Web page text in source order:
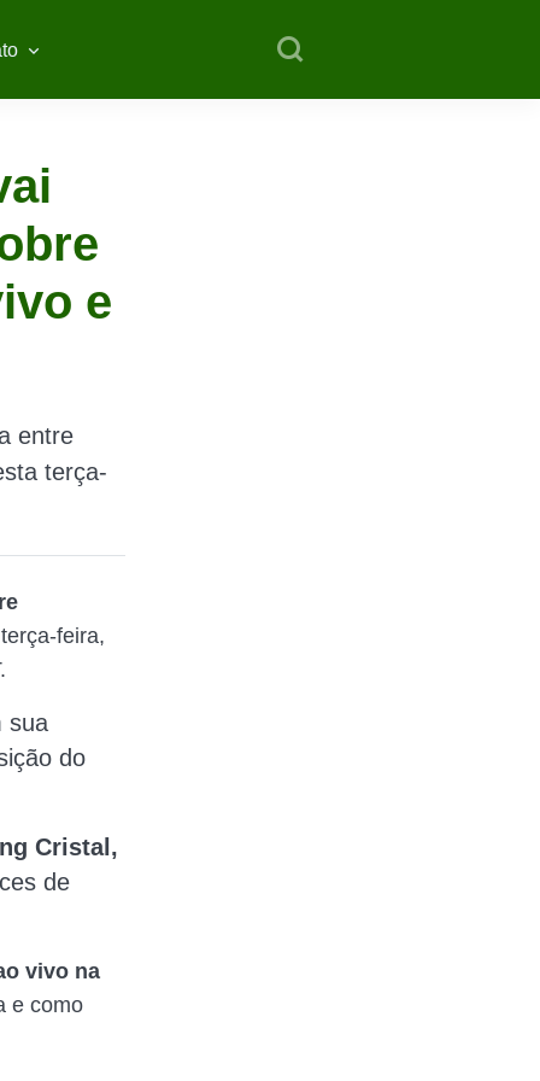
e
entre
terça-
feira,
sua
do
Cristal,
de
vivo na
e como